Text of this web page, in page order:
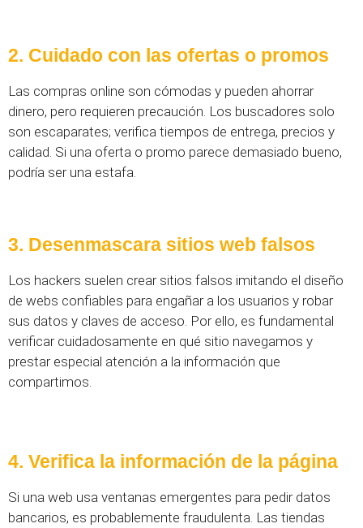
2. Cuidado con las ofertas o promos
Las compras online son cómodas y pueden ahorrar
dinero, pero requieren precaución. Los buscadores solo
son escaparates; verifica tiempos de entrega, precios y
calidad. Si una oferta o promo parece demasiado bueno,
podría ser una estafa.
3. Desenmascara sitios web falsos
Los hackers suelen crear sitios falsos imitando el diseño
de webs confiables para engañar a los usuarios y robar
sus datos y claves de acceso. Por ello, es fundamental
verificar cuidadosamente en qué sitio navegamos y
prestar especial atención a la información que
compartimos.
4. Verifica la información de la página
Si una web usa ventanas emergentes para pedir datos
bancarios, es probablemente fraudulenta. Las tiendas